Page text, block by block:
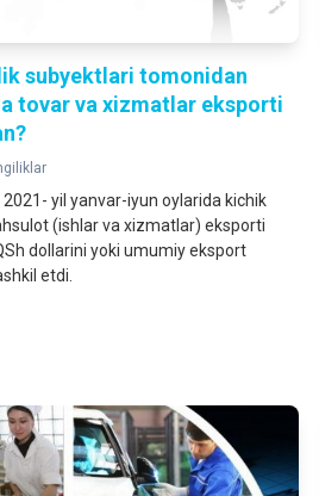
subyektlari tomonidan
tovar va xizmatlar eksporti
yil yanvar-iyun oylarida kichik
(ishlar va xizmatlar) eksporti
dollarini yoki umumiy eksport
etdi.